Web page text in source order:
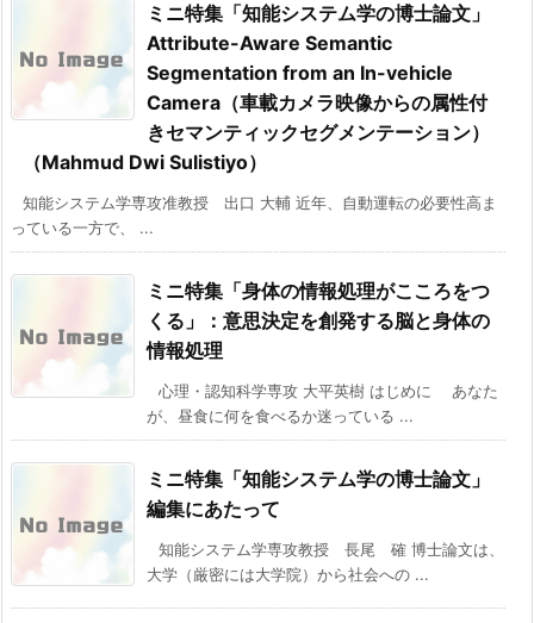
ミニ特集「知能システム学の博士論文」
Attribute-Aware Semantic
Segmentation from an In-vehicle
Camera（車載カメラ映像からの属性付
きセマンティックセグメンテーション）
（Mahmud Dwi Sulistiyo）
知能システム学専攻准教授 出口 大輔 近年、自動運転の必要性高ま
っている一方で、 ...
ミニ特集「身体の情報処理がこころをつ
くる」：意思決定を創発する脳と身体の
情報処理
心理・認知科学専攻 大平英樹 はじめに あなた
が、昼食に何を食べるか迷っている ...
ミニ特集「知能システム学の博士論文」
編集にあたって
知能システム学専攻教授 長尾 確 博士論文は、
大学（厳密には大学院）から社会への ...